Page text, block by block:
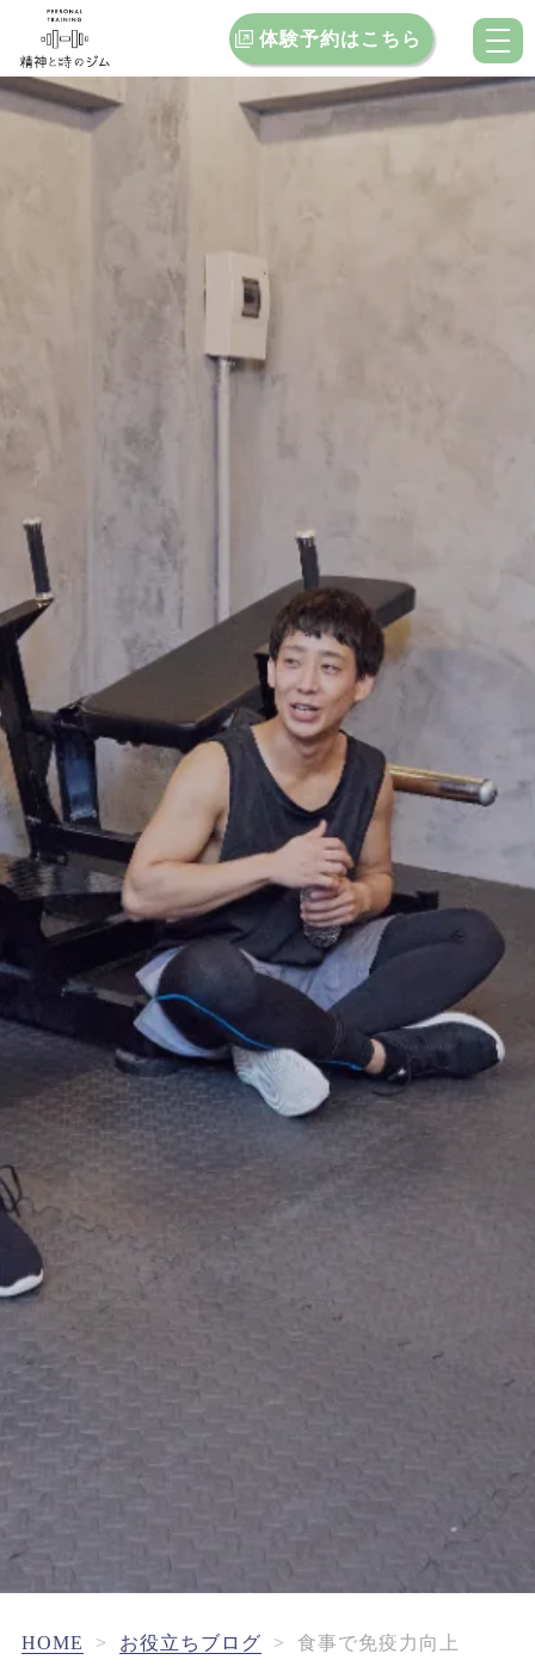
体験予約はこちら
HOME > お役立ちブログ > 食事で免疫力向上
トップ
お客様インタビュー
店舗一覧
FRANCHISE
フランチャイズお問い合わせ